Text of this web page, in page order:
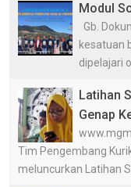
Modul
Gb.
kesatuan
dipelajari
Latihan
Genap
Tim Pengembang
meluncurkan Latihan